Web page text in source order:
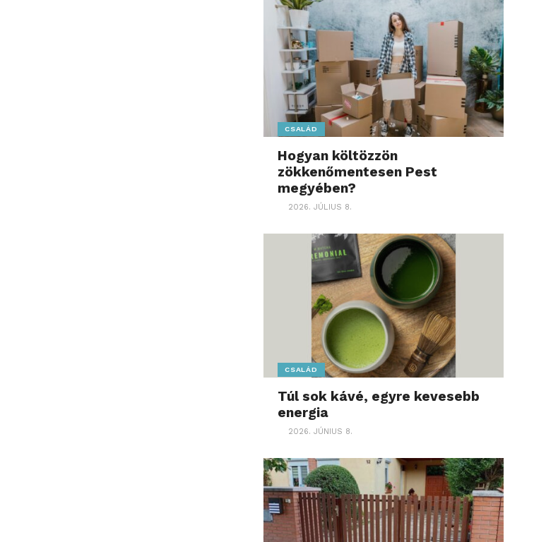
CSALÁD
Hogyan költözzön
zökkenőmentesen Pest
megyében?
2026. JÚLIUS 8.
CSALÁD
Túl sok kávé, egyre kevesebb
energia
2026. JÚNIUS 8.